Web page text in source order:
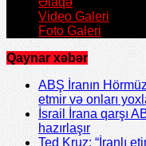
Video Galeri
Foto Galeri
Qaynar xəbər
ABŞ İranın
etmir və onları
İsrail İrana qarşı
hazırlaşır
Ted Kruz: “İranlı